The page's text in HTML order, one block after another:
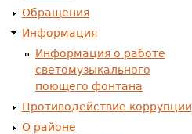
Обращения
Информация
Информация о работе
светомузыкального
поющего фонтана
Противодействие коррупции
О районе